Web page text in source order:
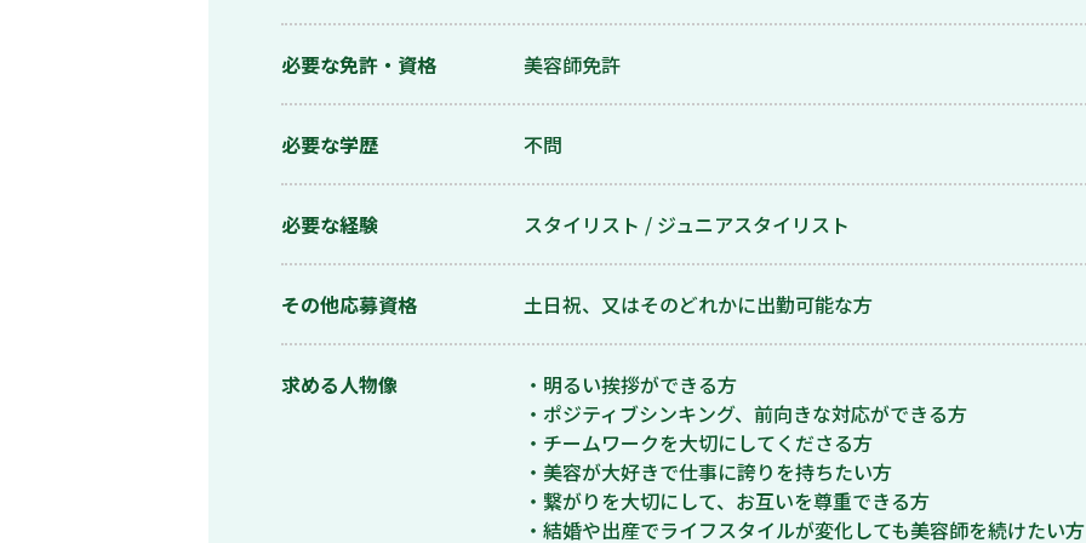
必要な免許・資格 美容師免許
必要な学歴 不問
必要な経験 スタイリスト / ジュニアスタイリスト
その他応募資格 土日祝、又はそのどれかに出勤可能な方
求める人物像
・明るい挨拶ができる方
・ポジティブシンキング、前向きな対応ができる方
・チームワークを大切にしてくださる方
・美容が大好きで仕事に誇りを持ちたい方
・繋がりを大切にして、お互いを尊重できる方
・結婚や出産でライフスタイルが変化しても美容師を続けたい方